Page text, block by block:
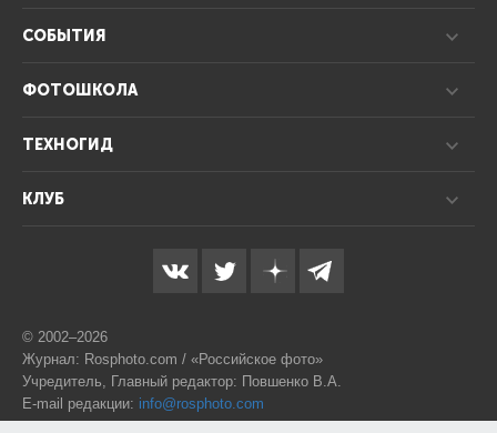
СОБЫТИЯ
ФОТОШКОЛА
ТЕХНОГИД
КЛУБ
© 2002–2026
Журнал: Rosphoto.com / «Российское фото»
Учредитель, Главный редактор: Повшенко В.А.
E-mail редакции: info@rosphoto.com